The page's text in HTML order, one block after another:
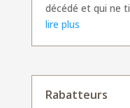
décédé et qui ne
lire plus
Rabatteurs